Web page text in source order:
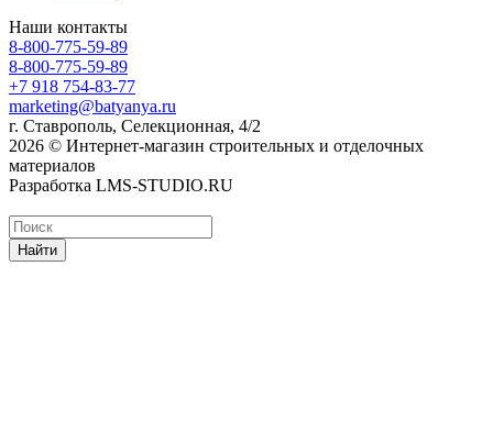
Наши контакты
8-800-775-59-89
8-800-775-59-89
+7 918 754-83-77
marketing@batyanya.ru
г. Ставрополь, Селекционная, 4/2
2026 © Интернет-магазин строительных и отделочных
материалов
Разработка LMS-STUDIO.RU
Найти